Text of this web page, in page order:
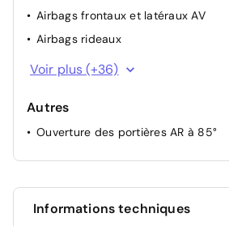
Airbags frontaux et latéraux AV
Airbags rideaux
Alarme périmétrique
Appel d'urgence
Avertisseur de ceintures de sécurité
Détecteur de pluie avec essuie-
déclenchement automatique
Voir plus (+36)
Autres
Ouverture des portières AR à 85°
Informations techniques